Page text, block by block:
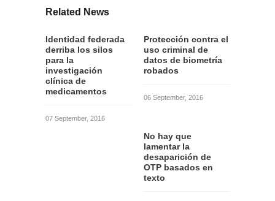
Related News
Identidad federada
derriba los silos
para la
investigación
clínica de
medicamentos
07 September, 2016
Protección contra el
uso criminal de
datos de biometría
robados
06 September, 2016
No hay que
lamentar la
desaparición de
OTP basados en
texto